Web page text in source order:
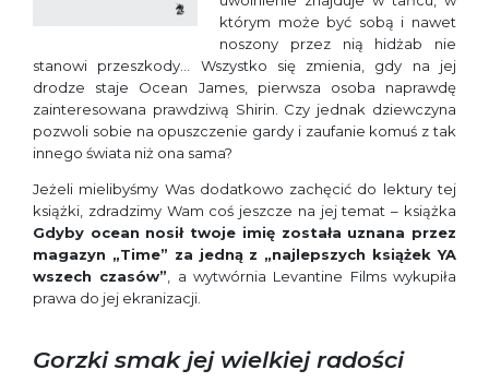
którym może być sobą i nawet
noszony przez nią hidżab nie
stanowi przeszkody… Wszystko się zmienia, gdy na jej
drodze staje Ocean James, pierwsza osoba naprawdę
zainteresowana prawdziwą Shirin. Czy jednak dziewczyna
pozwoli sobie na opuszczenie gardy i zaufanie komuś z tak
innego świata niż ona sama?
Jeżeli mielibyśmy Was dodatkowo zachęcić do lektury tej
książki, zdradzimy Wam coś jeszcze na jej temat– książka
Gdyby ocean nosił twoje imięzostała uznana przez
magazyn „Time” za jedną z „najlepszych książek YA
wszech czasów”, a wytwórnia Levantine Films wykupiła
prawa do jej ekranizacji.
Gorzki smak jej wielkiej radości